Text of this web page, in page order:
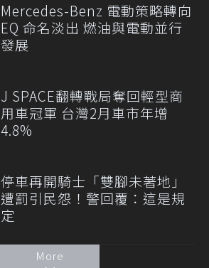
Mercedes-Benz 電動策略轉向
EQ 命名淡出 燃油與電動並行
發展
J SPACE翻轉戰局奪回輕型商
用車冠軍 台灣2月車市年增
4.8%
停車再開騎士「雙腳未著地」
遭罰引民怨！警回覆：這是規
定
More